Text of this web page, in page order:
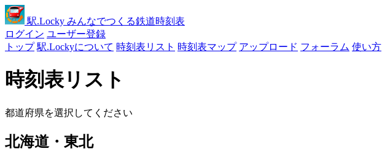
駅.Locky みんなでつくる鉄道時刻表
ログイン ユーザー登録
トップ 駅.Lockyについて 時刻表リスト 時刻表マップ アップロード フォーラム 使い方
時刻表リスト
都道府県を選択してください
北海道・東北